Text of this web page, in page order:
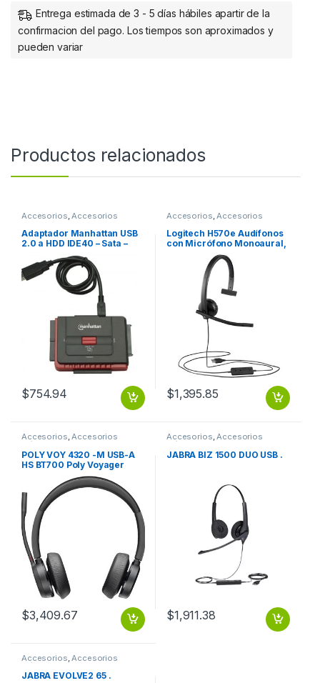
Entrega estimada de 3 - 5 días hábiles apartir de la
confirmacion del pago. Los tiempos son aproximados y
pueden variar
Productos relacionados
Accesorios Accesorios
Almacenamiento
Adaptador Manhattan USB
2.0 a HDD IDE40 – Sata –
OTB SATA 1.5 GBPS HASTA
5.25
$754.94
Accesorios Accesorios
Telefónicos
Logitech H570e Audífonos
con Micrófono Monoaural,
Alámbrico, USB, Negro
$1,395.85
Accesorios,Accesorios
Música
POLY VOY 4320 -M USB-A
HS BT700 Poly Voyager
4320 Microsoft Teams
Certified USB-A Headset
+BT700 dongle (218475-
02)
$3,409.67
Accesorios,Accesorios
Música
JABRA BIZ 1500 DUO USB .
$1,911.38
Accesorios Accesorios
Música
JABRA EVOLVE2 65 .